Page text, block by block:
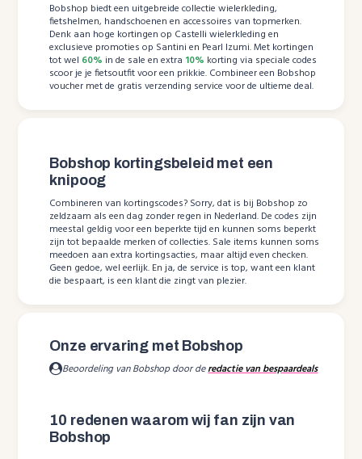
Bobshop biedt een uitgebreide collectie wielerkleding,
fietshelmen, handschoenen en accessoires van topmerken.
Denk aan hoge kortingen op Castelli wielerkleding en
exclusieve promoties op Santini en Pearl Izumi. Met kortingen
tot wel 60% in de sale en extra 10% korting via speciale codes
scoor je je fietsoutfit voor een prikkie. Combineer een Bobshop
voucher met de gratis verzending service voor de ultieme deal.
Bobshop kortingsbeleid met een
knipoog
Combineren van kortingscodes? Sorry, dat is bij Bobshop zo
zeldzaam als een dag zonder regen in Nederland. De codes zijn
meestal geldig voor een beperkte tijd en kunnen soms beperkt
zijn tot bepaalde merken of collecties. Sale items kunnen soms
meedoen aan extra kortingsacties, maar altijd even checken.
Geen gedoe, wel eerlijk. En ja, de service is top, want een klant
die bespaart, is een klant die zingt van plezier.
Onze ervaring met Bobshop
Beoordeling van Bobshop door deredactie van bespaardeals
10 redenen waarom wij fan zijn van
Bobshop